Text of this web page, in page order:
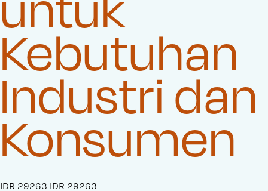
Kebutuhan
Industri dan
Konsumen
S
IDR 29263 O
IDR 29263